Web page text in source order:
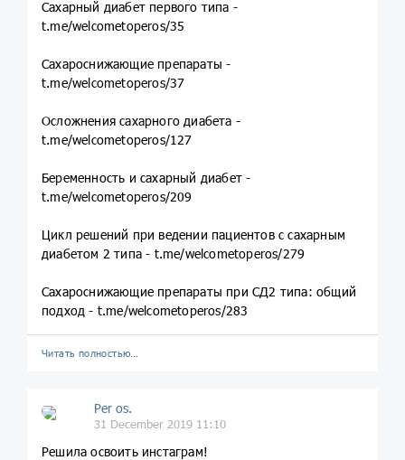
Сахарный диабет первого типа -
t.me/welcometoperos/35
Сахароснижающие препараты -
t.me/welcometoperos/37
Осложнения сахарного диабета -
t.me/welcometoperos/127
Беременность и сахарный диабет -
t.me/welcometoperos/209
Цикл решений при ведении пациентов с сахарным
диабетом 2 типа - t.me/welcometoperos/279
Сахароснижающие препараты при СД2 типа: общий
подход - t.me/welcometoperos/283
Читать полностью…
Per os.
31 December 2019 11:10
Решила освоить инстаграм!